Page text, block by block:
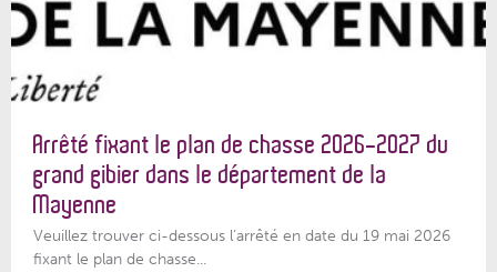
Arrêté fixant le plan de chasse 2026-2027 du
grand gibier dans le département de la
Mayenne
Veuillez trouver ci-dessous l’arrêté en date du 19 mai 2026
fixant le plan de chasse...